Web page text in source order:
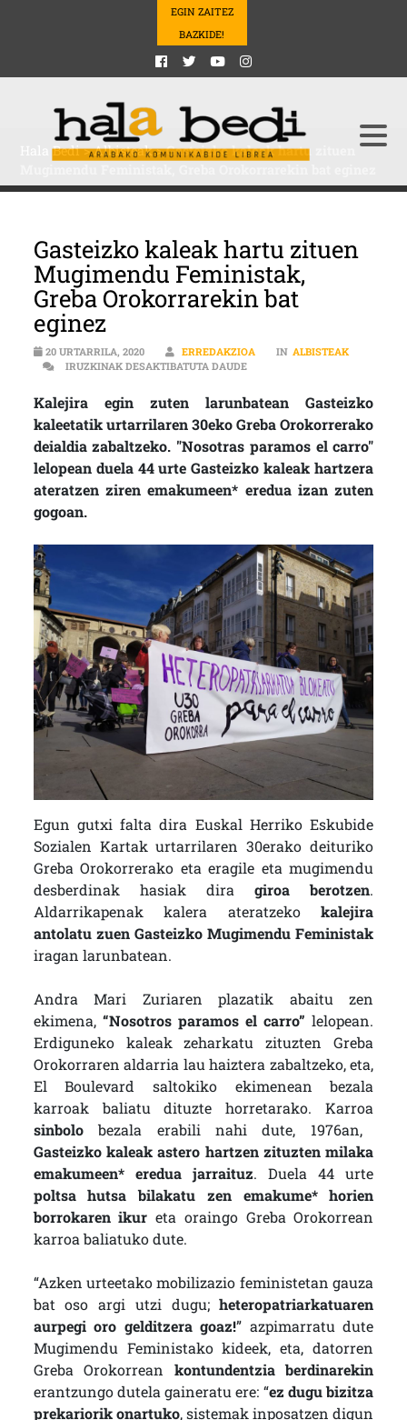
EGIN ZAITEZ
BAZKIDE!
Hala Bedi>Albisteak>Gasteizko kaleak hartu zituen
Gasteizko kaleak hartu zituen
Mugimendu Feministak,
Greba Orokorrarekin bat
eginez
20 URTARRILA, 2020 ERREDAKZIOA IN ALBISTEAK
IRUZKINAK DESAKTIBATUTA DAUDEGASTEIZKO KALEAK HARTU
Kalejira egin zuten larunbatean Gasteizko
kaleetatik urtarrilaren 30eko Greba Orokorrerako
deialdia zabaltzeko. "Nosotras paramos el carro"
lelopean duela 44 urte Gasteizko kaleak hartzera
ateratzen ziren emakumeen* eredua izan zuten
gogoan.
Egun gutxi falta dira Euskal Herriko Eskubide
Sozialen Kartak urtarrilaren 30erako deituriko
Greba Orokorrerako eta eragile eta mugimendu
desberdinak hasiak diragiroa berotzen.
Aldarrikapenak kalera ateratzekokalejira
antolatu zuen Gasteizko Mugimendu Feministak
iragan larunbatean.
Andra Mari Zuriaren plazatik abaitu zen
ekimena, “Nosotros paramos el carro” lelopean.
Erdiguneko kaleak zeharkatu zituzten Greba
Orokorraren aldarria lau haiztera zabaltzeko, eta,
El Boulevard saltokiko ekimenean bezala
karroak baliatu dituzte horretarako. Karroa
sinbolobezala erabili nahi dute, 1976an,
Gasteizko kaleak astero hartzen zituzten milaka
emakumeen* eredua jarraituz. Duela 44 urte
poltsa hutsa bilakatu zen emakume* horien
borrokaren ikur eta oraingo Greba Orokorrean
karroa baliatuko dute.
“Azken urteetako mobilizazio feministetan gauza
bat oso argi utzi dugu;heteropatriarkatuaren
aurpegi oro gelditzera goaz!” azpimarratu dute
Mugimendu Feministako kideek, eta, datorren
Greba Orokorrean kontundentzia berdinarekin
erantzungo dutela gaineratu ere: “ez dugu bizitza
prekariorik onartuko, sistemak inposatzen digun